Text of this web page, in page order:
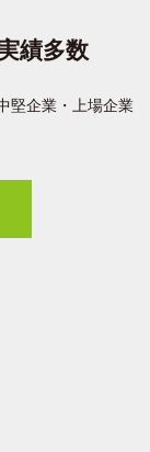
績多数
堅企業・上場企業